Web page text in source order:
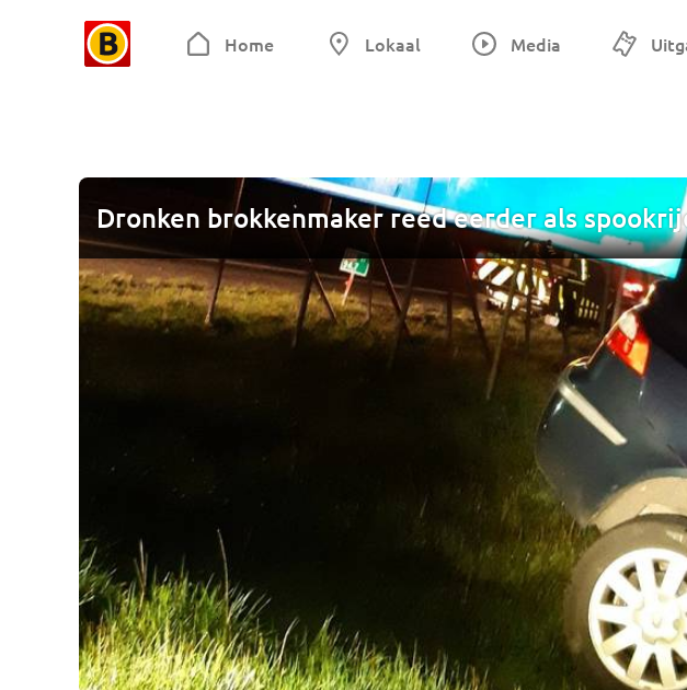
Home Lokaal Media
Dronken brokkenmaker reed eerder als